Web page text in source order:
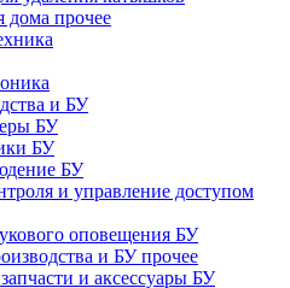
дома прочее
и БУ
БУ
БУ
БУ
и управление доступом
оповещения БУ
и БУ прочее
и аксессуары БУ